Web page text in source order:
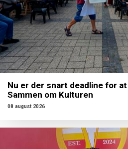
Nu er der snart deadline for
Sammen om Kulturen
08 august 2026